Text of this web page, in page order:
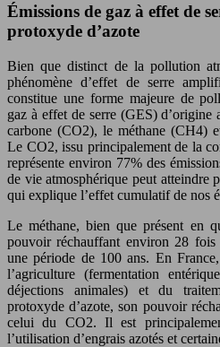
Émissions de gaz à effet de
protoxyde d’azote
Bien que distinct de la pollution
phénomène d’effet de serre
constitue une forme majeure de
gaz à effet de serre (GES)
carbone (CO2), le méthane (CH4)
Le CO2, issu principalement de la
représente environ 77% des
de vie atmosphérique peut atteindre
qui explique l’effet cumulatif de nos
Le méthane, bien que présent en
pouvoir réchauffant environ 28
une période de 100 ans. En
l’agriculture (fermentation
déjections animales) et du
protoxyde d’azote, son pouvoir
celui du CO2. Il est
l’utilisation d’engrais azotés et